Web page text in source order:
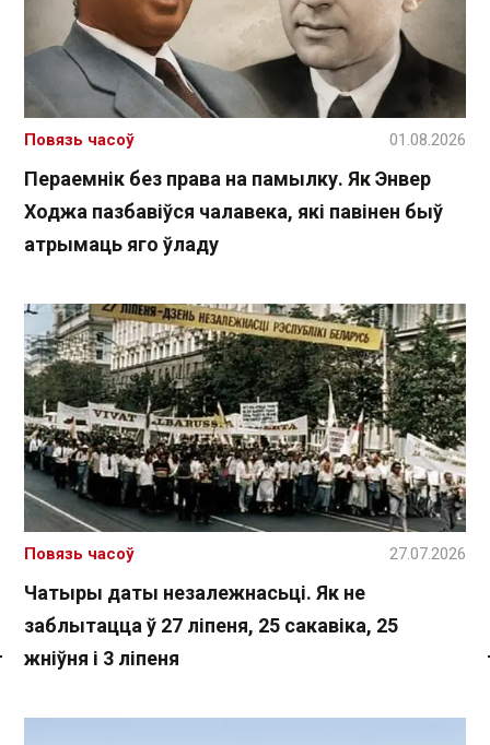
Пераемнік без права на памылку. Як Энвер
Ходжа пазбавіўся чалавека, які павінен быў
атрымаць яго ўладу
Повязь часоў 01.08.2026
Чатыры даты незалежнасьці. Як не
заблытацца ў 27 ліпеня, 25 сакавіка, 25
жніўня і 3 ліпеня
Повязь часоў 27.07.2026